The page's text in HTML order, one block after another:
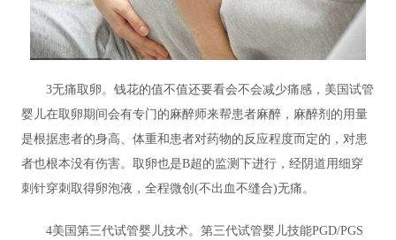
3无痛取卵。钱花的值不值还要看会不会减少痛感，美国试管
婴儿在取卵期间会有专门的麻醉师来帮患者麻醉，麻醉剂的用量
是根据患者的身高、体重和患者对药物的反应程度而定的，对患
者也根本没有伤害。取卵也是B超的监测下进行，经阴道用细穿
刺针穿刺取得卵泡液，全程微创(不出血不缝合)无痛。
4美国第三代试管婴儿技术。第三代试管婴儿技能PGD/PGS